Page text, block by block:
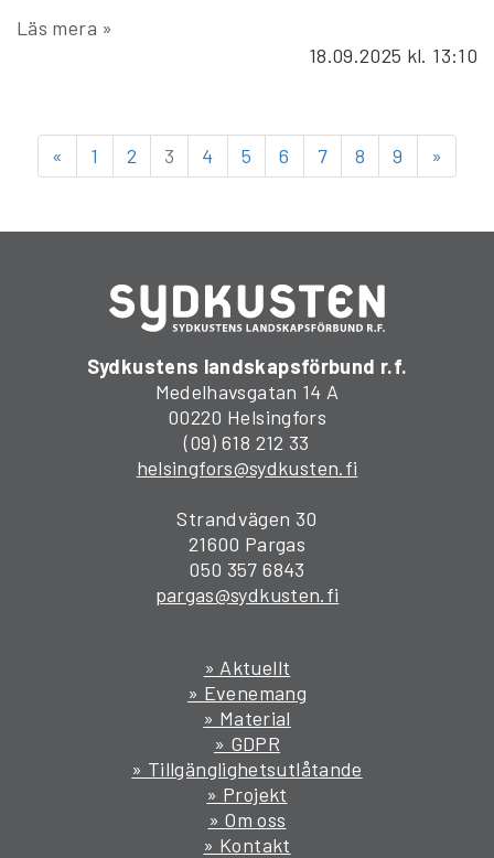
Läs mera »
18.09.2025 kl. 13:10
« 1 2 3 4 5 6 7 8 9 »
Sydkustens landskapsförbund r.f.
Medelhavsgatan 14 A
00220 Helsingfors
(09) 618 212 33
helsingfors@sydkusten.fi
Strandvägen 30
21600 Pargas
050 357 6843
pargas@sydkusten.fi
» Aktuellt
» Evenemang
» Material
» GDPR
» Tillgänglighetsutlåtande
» Projekt
» Om oss
» Kontakt